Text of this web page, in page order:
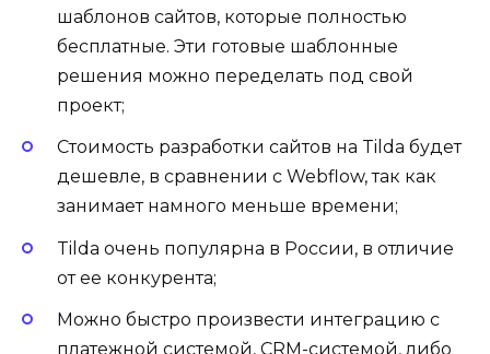
шаблонов сайтов, которые полностью
бесплатные. Эти готовые шаблонные
решения можно переделать под свой
проект;
Стоимость разработки сайтов на Tilda будет
дешевле, в сравнении с Webflow, так как
занимает намного меньше времени;
Tilda очень популярна в России, в отличие
от ее конкурента;
Можно быстро произвести интеграцию с
платежной системой, CRM-системой, либо